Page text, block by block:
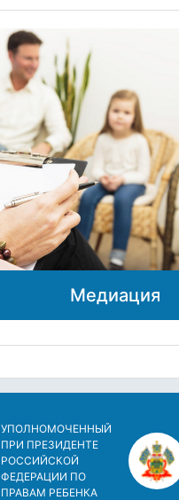
Медиация
УПОЛНОМОЧЕННЫЙ
ПРИ ПРЕЗИДЕНТЕ
РОССИЙСКОЙ
ФЕДЕРАЦИИ ПО
ПРАВАМ РЕБЕНКА